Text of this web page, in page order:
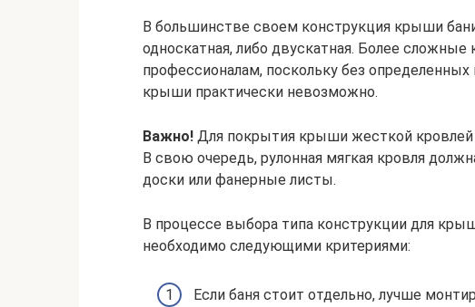
В большинстве своем конструкция крыши
односкатная, либо двускатная. Более
профессионалам, поскольку без
крыши практически невозможно.
Важно! Для покрытия крыши жесткой кровлей
В свою очередь, рулонная мягкая кровля
доски или фанерные листы.
В процессе выбора типа конструкции для
необходимо следующими критериями:
Если баня стоит отдельно, лучше